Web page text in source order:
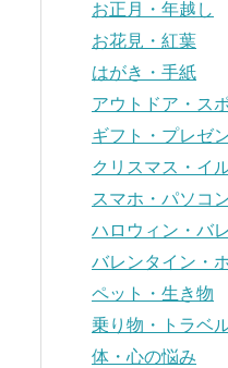
お正月・年越し
お花見・紅葉
はがき・手紙
アウトドア・ス
ギフト・プレゼ
クリスマス・イ
スマホ・パソコ
ハロウィン・バ
バレンタイン・
ペット・生き物
乗り物・トラベ
体・心の悩み